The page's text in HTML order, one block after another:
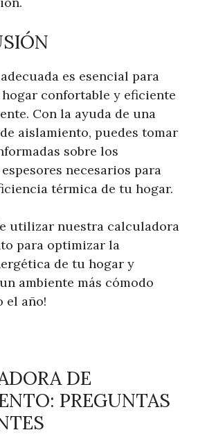
es esencial para
confortable y eficiente
Con la ayuda de una
aislamiento, puedes tomar
sobre los
necesarios para
térmica de tu hogar.
utilizar nuestra calculadora
para optimizar la
de tu hogar y
ambiente más cómodo
el año!
DE
PREGUNTAS